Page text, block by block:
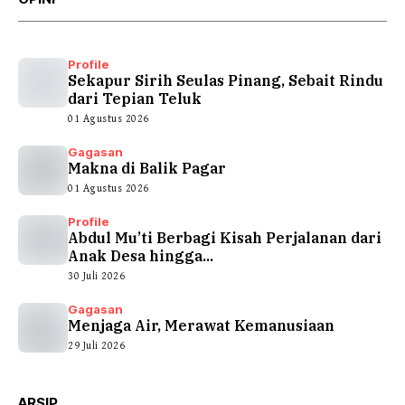
Profile
Sekapur Sirih Seulas Pinang, Sebait Rindu
dari Tepian Teluk
01 Agustus 2026
Gagasan
Makna di Balik Pagar
01 Agustus 2026
Profile
Abdul Mu’ti Berbagi Kisah Perjalanan dari
Anak Desa hingga...
30 Juli 2026
Gagasan
Menjaga Air, Merawat Kemanusiaan
29 Juli 2026